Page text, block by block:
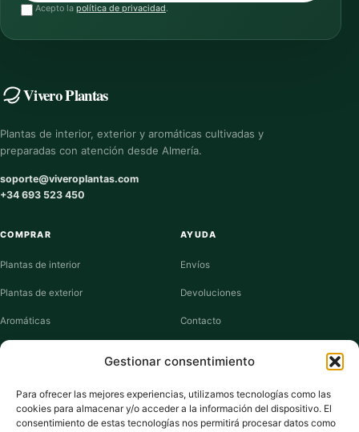
Gestionar consentimiento
Para ofrecer las mejores experiencias, utilizamos tecnologías como las
cookies para almacenar y/o acceder a la información del dispositivo. El
consentimiento de estas tecnologías nos permitirá procesar datos como
Acepto la política de privacidad.
Vivero Plantas
Plantas de interior, exterior y aromáticas cultivadas y
preparadas con atención desde Almería.
soporte@viveroplantas.com
+34 693 523 450
COMPRAR
Plantas de interior
Plantas de exterior
Aromáticas
Suculentas
AYUDA
Envíos
Devoluciones
Contacto
VIVERO PLANTAS